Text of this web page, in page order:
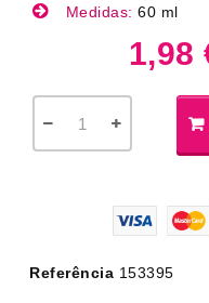
Medidas: 60 ml
1,98
Referência 153395